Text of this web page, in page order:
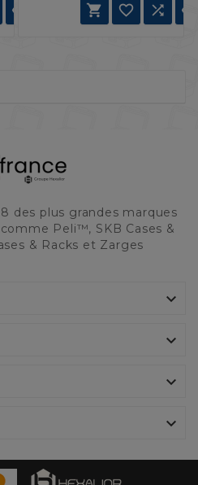
    
des plus grandes marques
Peli™, SKB Cases &
& Racks et Zarges



